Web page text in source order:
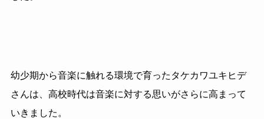
幼少期から音楽に触れる環境で育ったタケカワユキヒデ
さんは、高校時代は音楽に対する思いがさらに高まって
いきました。